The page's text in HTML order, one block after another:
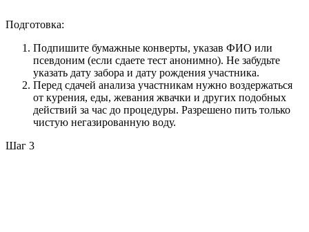
Подготовка:
Подпишите бумажные конверты, указав ФИО или
псевдоним (если сдаете тест анонимно). Не забудьте
указать дату забора и дату рождения участника.
Перед сдачей анализа участникам нужно воздержаться
от курения, еды, жевания жвачки и других подобных
действий за час до процедуры. Разрешено пить только
чистую негазированную воду.
Шаг 3